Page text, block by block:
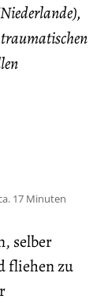
17 Minuten
selber
fliehen zu